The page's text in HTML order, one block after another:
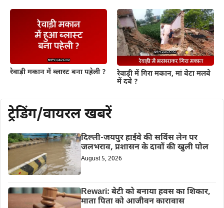
रेवाड़ी मकान में ब्लास्ट बना पहेली ?
रेवाड़ी में गिरा मकान, मां बेटा मलबे
में दबे ?
ट्रेडिंग/वायरल खबरें
दिल्ली-जयपुर हाईवे की सर्विस लेन पर
जलभराव, प्रशासन के दावों की खुली पोल
August 5, 2026
Rewari: बेटी को बनाया हवस का शिकार,
माता पिता को आजीवन कारावास